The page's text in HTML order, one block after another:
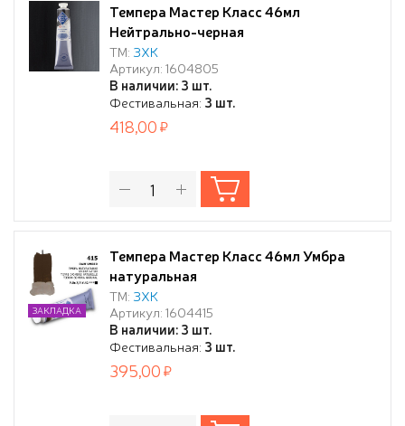
Темпера Мастер Класс 46мл
Нейтрально-черная
ТМ: ЗХК
Артикул: 1604805
В наличии: 3 шт.
Фестивальная: 3 шт.
418,00
Темпера Мастер Класс 46мл Умбра
натуральная
ТМ: ЗХК
Артикул: 1604415
В наличии: 3 шт.
Фестивальная: 3 шт.
ЗАКЛАДКА
395,00